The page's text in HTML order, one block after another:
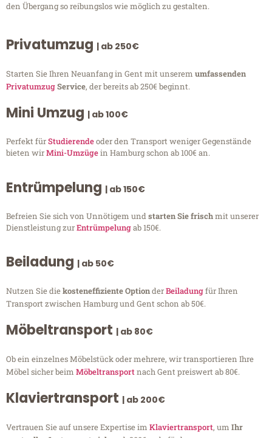
den Übergang so reibungslos wie möglich zu gestalten.
Privatumzug | ab 250€
Starten Sie Ihren Neuanfang in Gent mit unserem umfassenden
PrivatumzugService, der bereits ab 250€ beginnt.
Mini Umzug | ab 100€
Perfekt fürStudierendeoder den Transport weniger Gegenstände
bieten wirMini-Umzügein Hamburg schon ab 100€ an.
Entrümpelung | ab 150€
Befreien Sie sich von Unnötigem undstarten Sie frischmit unserer
Dienstleistung zurEntrümpelungab 150€.
Beiladung | ab 50€
Nutzen Sie diekosteneffiziente OptionderBeiladungfür Ihren
Transport zwischen Hamburg und Gent schon ab 50€.
Möbeltransport | ab 80€
Ob ein einzelnes Möbelstück oder mehrere, wir transportieren Ihre
Möbel sicher beim Möbeltransportnach Gent preiswert ab 80€.
Klaviertransport | ab 200€
Vertrauen Sie auf unsere Expertise im Klaviertransport, um Ihr